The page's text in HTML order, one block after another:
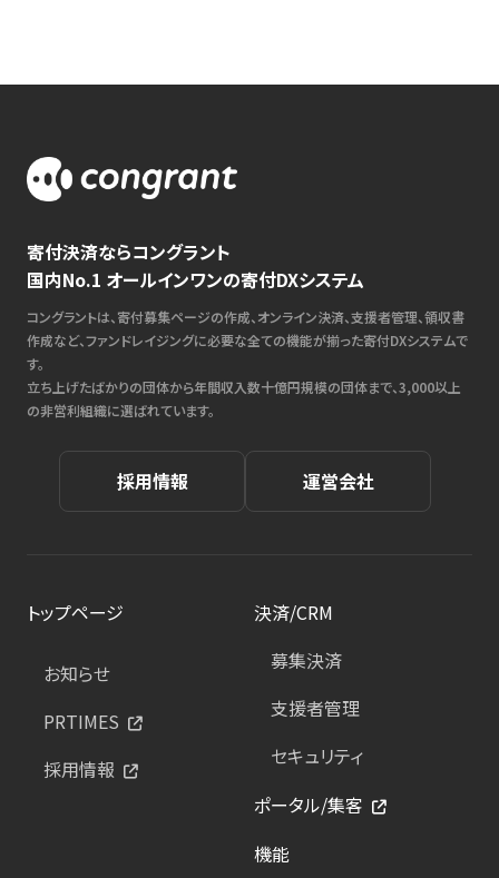
寄付決済ならコングラント
国内No.1 オールインワンの寄付DXシステム
コングラントは、寄付募集ページの作成、オンライン決済、支援者管理、領収書
作成など、ファンドレイジングに必要な全ての機能が揃った寄付DXシステムで
す。
立ち上げたばかりの団体から年間収入数十億円規模の団体まで、3,000以上
の非営利組織に選ばれています。
採用情報 運営会社
トップページ
お知らせ
PRTIMES
採用情報
決済/CRM
募集決済
支援者管理
セキュリティ
ポータル/集客
機能